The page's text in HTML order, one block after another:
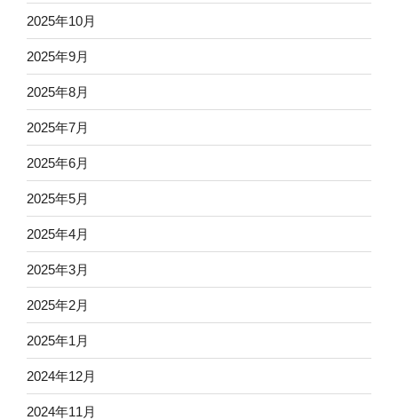
2025年10月
2025年9月
2025年8月
2025年7月
2025年6月
2025年5月
2025年4月
2025年3月
2025年2月
2025年1月
2024年12月
2024年11月